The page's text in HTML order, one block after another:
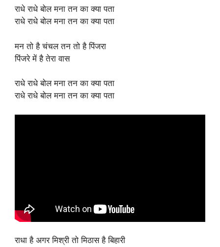
राधे राधे बोल मना तन का क्या पता
राधे राधे बोल मना तन का क्या पता
मन तो है चंचल तन तो है पिंजरा
पिंजरे में है तेरा वास
राधे राधे बोल मना तन का क्या पता
राधे राधे बोल मना तन का क्या पता
राधा है अगर मिश्री तो मिठास है बिहारी